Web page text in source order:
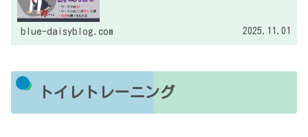
blue-daisyblog.com 2025.11.01
トイレトレーニング